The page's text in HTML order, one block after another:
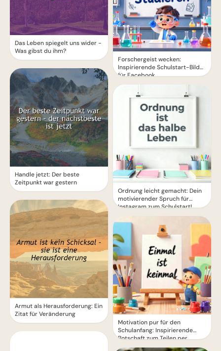
Das Leben spiegelt uns wider -
Was gibst du ihm?
Handle jetzt: Der beste
Zeitpunkt war gestern
Armut als Herausforderung: Ein
Zitat für Veränderung
Forschergeist wecken:
Inspirierende Schulstart-Bilder
für Facebook
Ordnung leicht gemacht: Dein
motivierender Spruch für
Instagram zum Schulstart!
Motivation pur für den
Schulanfang: Inspirierende
Botschaft zum Teilen per
WhatsApp!